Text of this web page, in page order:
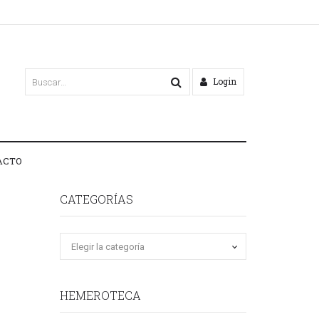
Login
CATEGORÍAS
HEMEROTECA